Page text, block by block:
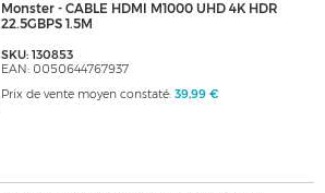
Monster - CABLE HDMI M1000 UHD 4K HDR
22.5GBPS 1.5M
SKU: 130853
EAN: 0050644767937
Prix de vente moyen constaté: 39,99 €